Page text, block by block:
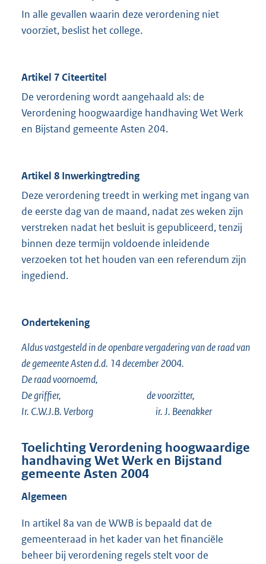
In alle gevallen waarin deze verordening niet
voorziet, beslist het college.
Artikel 7 Citeertitel
De verordening wordt aangehaald als: de
Verordening hoogwaardige handhaving Wet Werk
en Bijstand gemeente Asten 204.
Artikel 8 Inwerkingtreding
Deze verordening treedt in werking met ingang van
de eerste dag van de maand, nadat zes weken zijn
verstreken nadat het besluit is gepubliceerd, tenzij
binnen deze termijn voldoende inleidende
verzoeken tot het houden van een referendum zijn
ingediend.
Ondertekening
Aldus vastgesteld in de openbare vergadering van de raad van
de gemeente Asten d.d. 14 december 2004.
De raad voornoemd,
De griffier, de voorzitter,
Ir. C.W.J.B. Verborg ir. J. Beenakker
Toelichting Verordening hoogwaardige
handhaving Wet Werk en Bijstand
gemeente Asten 2004
Algemeen
In artikel 8a van de WWB is bepaald dat de
gemeenteraad in het kader van het financiële
beheer bij verordening regels stelt voor de